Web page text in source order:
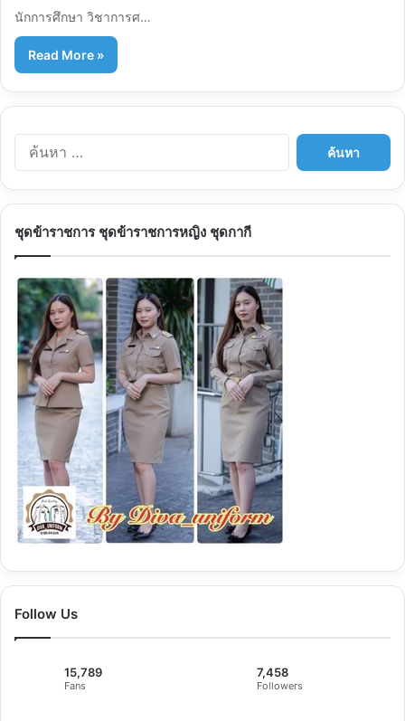
นักการศึกษา วิชาการศ…
Read More »
ค้
รั
ชุดข้าราชการ ชุดข้าราชการหญิง ชุดกากี
Follow Us
15,789
Fans
7,458
Followers